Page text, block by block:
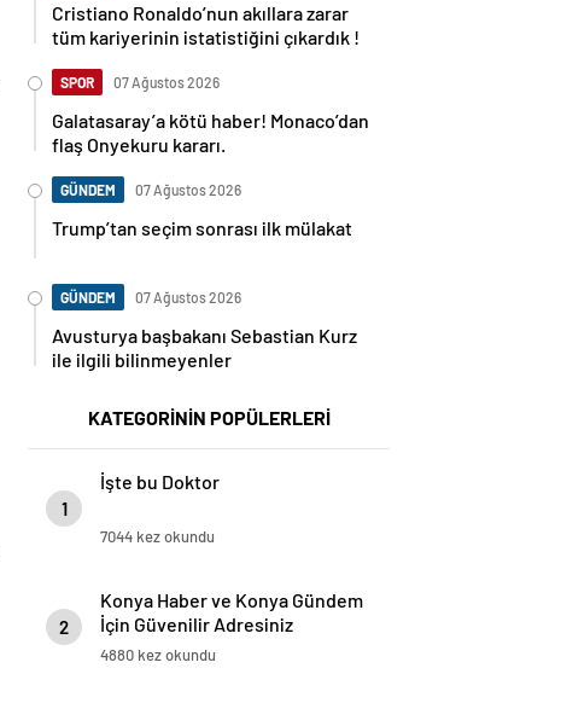
Cristiano Ronaldo’nun akıllara zarar
tüm kariyerinin istatistiğini çıkardık !
SPOR 07 Ağustos 2026
Galatasaray’a kötü haber! Monaco’dan
flaş Onyekuru kararı.
GÜNDEM 07 Ağustos 2026
Trump’tan seçim sonrası ilk mülakat
GÜNDEM 07 Ağustos 2026
Avusturya başbakanı Sebastian Kurz
ile ilgili bilinmeyenler
KATEGORİNİN POPÜLERLERİ
1
İşte bu Doktor
7044 kez okundu
2
Konya Haber ve Konya Gündem
İçin Güvenilir Adresiniz
4880 kez okundu